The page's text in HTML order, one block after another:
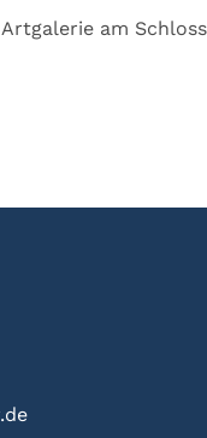
am Schloss